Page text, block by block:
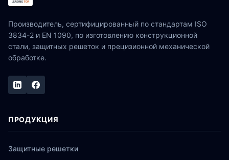
Производитель, сертифицированный по стандартам ISO
3834-2 и EN 1090, по изготовлению конструкционной
стали, защитных решеток и прецизионной механической
обработке.
ПРОДУКЦИЯ
Защитные решетки